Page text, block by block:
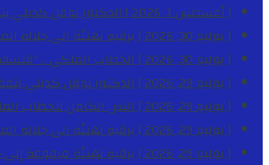
[ أغسطس 1, 2026 ]
الدكتور نوفل كديلي يتفقد 12 مؤسسة تعليمية للإشراف على مراقبة الداخليات والمطاعم المدرسية
[ يوليو 30, 2026 ]
برقية تهنئة الى
[ يوليو 30, 2026 ]
الخطاب الملكي .. “فلسفة
[ يوليو 29, 2026 ]
الدكتور نوفل كديلي يتفقد 39 مؤسسة تعليمية بجهة الدار البيضاء-سطات خلال الموسم
[ يوليو 29, 2026 ]
النص الكامل للخطاب الملكي
[ يوليو 29, 2026 ]
برقية تهنئة الى جلالة
[ يوليو 29, 2026 ]
برقية تهنئة مرفوعة